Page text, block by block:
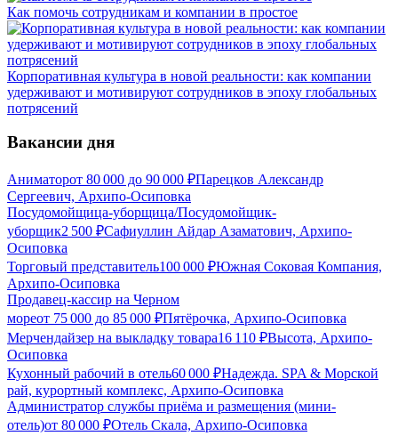
Как помочь сотрудникам и компании в простое
Корпоративная культура в новой реальности: как компании
удерживают и мотивируют сотрудников в эпоху глобальных
потрясений
Вакансии дня
Аниматорот 80 000 до 90 000 ₽Парецков Александр
Сергеевич, Архипо-Осиповка
Посудомойщица-уборщица/Посудомойщик-
уборщик2 500 ₽Сафиуллин Айдар Азаматович, Архипо-
Осиповка
Торговый представитель100 000 ₽Южная Соковая Компания,
Архипо-Осиповка
Продавец-кассир на Черном
мореот 75 000 до 85 000 ₽Пятёрочка, Архипо-Осиповка
Мерчендайзер на выкладку товара16 110 ₽Высота, Архипо-
Осиповка
Кухонный рабочий в отель60 000 ₽Надежда. SPA & Морской
рай, курортный комплекс, Архипо-Осиповка
Администратор службы приёма и размещения (мини-
отель)от 80 000 ₽Отель Скала, Архипо-Осиповка